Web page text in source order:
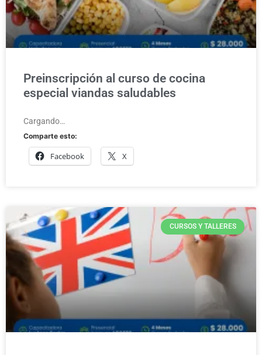
Preinscripción al curso de cocina
especial viandas saludables
Cargando…
Comparte esto:
Facebook X
CURSOS Y TALLERES